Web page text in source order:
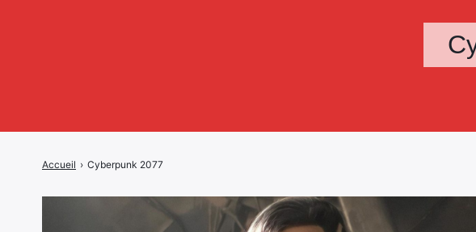
Accueil › Cyberpunk 2077